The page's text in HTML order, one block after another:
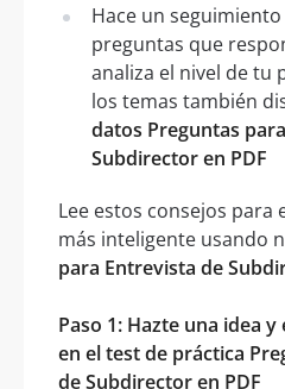
Hace un
preguntas que
analiza el nivel de tu
los temas también
datos Preguntas
Subdirector en PDF
Lee estos consejos
más inteligente usando
para Entrevista de
Paso 1: Hazte una idea
en el test de práctica
de Subdirector en PDF